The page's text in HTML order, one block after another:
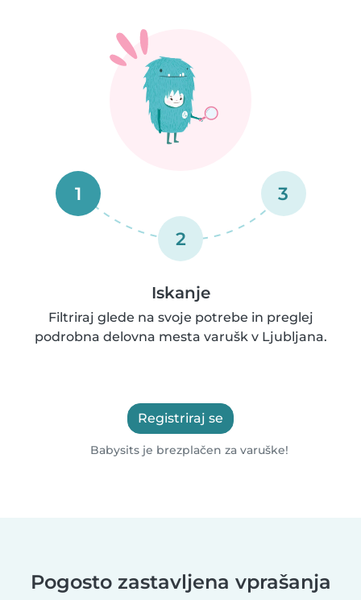
1
2
3
Iskanje
Filtriraj glede na svoje potrebe in preglej
podrobna delovna mesta varušk v Ljubljana.
Registriraj se
Babysits je brezplačen za varuške!
Pogosto zastavljena vprašanja